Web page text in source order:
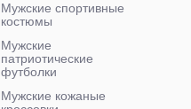
Мужские спортивные
костюмы
Мужские
патриотические
футболки
Мужские кожаные